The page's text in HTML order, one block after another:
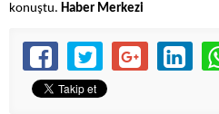
konuştu. Haber Merkezi